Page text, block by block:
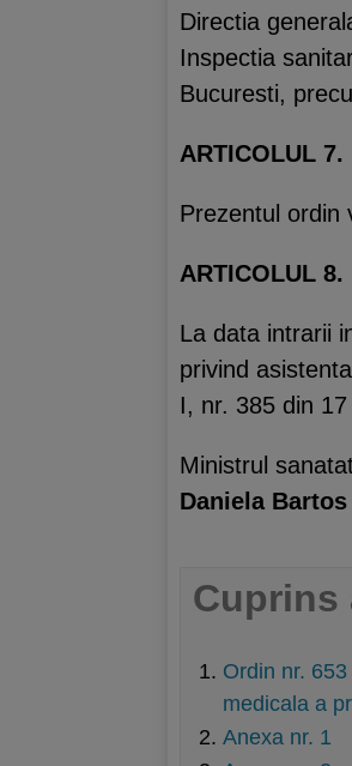
Directia
Inspectia
Bucuresti,
ARTICOLUL 7.
Prezentul ordin
ARTICOLUL 8.
La data intrarii
privind
I, nr. 385 din
Ministrul
Daniela Bartos
Cuprins
Ordin nr.
medicala a
Anexa nr. 1